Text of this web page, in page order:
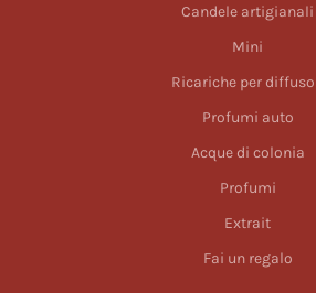
Candele artigianali
Mini
Ricariche per
Profumi auto
Acque di colonia
Profumi
Extrait
Fai un regalo